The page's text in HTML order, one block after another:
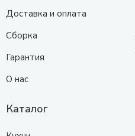
Доставка и оплата
Сборка
Гарантия
О нас
Каталог